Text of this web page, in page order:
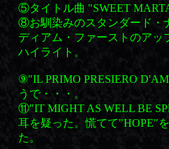
⑤タイトル曲 "SWEET
⑧お馴染みのスタンダード・
ディアム・ファーストのア
ハイライト。
⑨"IL PRIMO PRESIERO
うで・・・。
⑪"IT MIGHT AS WELL BE
耳を疑った。慌てて"HOPE"
た。